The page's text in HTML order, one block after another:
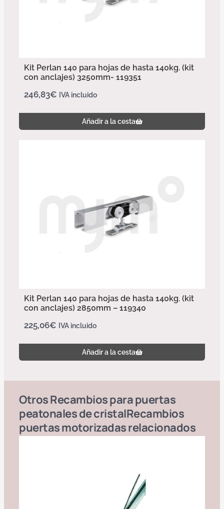
Kit Perlan 140 para hojas de hasta 140kg. (kit
con anclajes) 3250mm- 119351
246,83€ IVA incluido
Añadir a la cesta
Kit Perlan 140 para hojas de hasta 140kg. (kit
con anclajes) 2850mm – 119340
225,06€ IVA incluido
Añadir a la cesta
OtrosRecambios para puertas
peatonales de cristalRecambios
puertas motorizadasrelacionados